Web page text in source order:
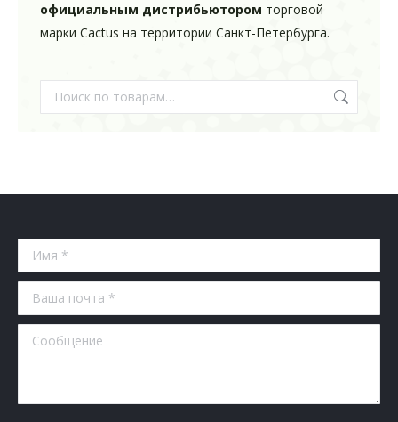
официальным дистрибьютором торговой
марки Cactus на территории Санкт-Петербурга.
Имя *
Ваша почта *
Сообщение